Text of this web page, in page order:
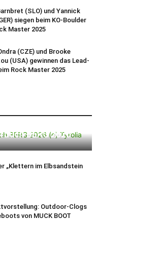
(SLO) und Yannick
siegen beim KO-Boulder
Master 2025
(CZE) und Brooke
(USA) gewinnen das Lead-
Rock Master 2025
BERG 2026
„Klettern im Elbsandstein
Outdoor-Clogs
von MUCK BOOT